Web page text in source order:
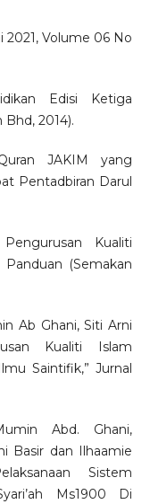
2021, Volume 06 No
Edisi Ketiga
2014).
JAKIM yang
Pentadbiran Darul
Kualiti
Panduan (Semakan
Ab Ghani, Siti Arni
Kualiti Islam
Saintifik,” Jurnal
Abd. Ghani,
Basir dan Ilhaamie
Sistem
Ms1900 Di